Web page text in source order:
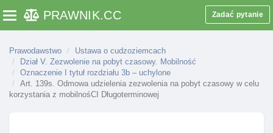
Toggle navigation
PRAWNIK.CC Zadać pytanie
Prawodawstwo
Ustawa o cudzoziemcach
Dział V. Zezwolenie na pobyt czasowy. Mobilność
Oznaczenie I tytuł rozdziału 3b – uchylone
Art. 139s. Odmowa udzielenia zezwolenia na pobyt czasowy w celu
korzystania z mobilnośCI Długoterminowej
wysokich kwalifikacji
limitu udzielanych zezwoleń na pobyt czasowy w
celu wykonywania pracy wymagającej wysokich
kwalifikacj
Art. 128. Okres zezwolenia na pobyt czasowy w